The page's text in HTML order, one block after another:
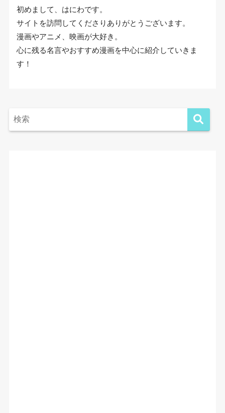
初めまして、はにわです。
サイトを訪問してくださりありがとうございます。
漫画やアニメ、映画が大好き。
心に残る名言やおすすめ漫画を中心に紹介していきま
す！